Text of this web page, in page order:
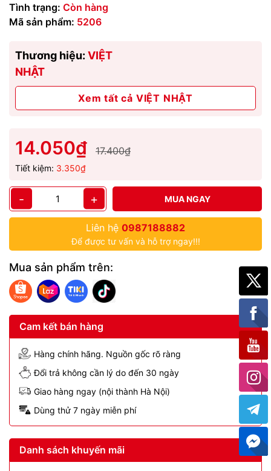
Tình trạng: Còn hàng
Mã sản phẩm: 5206
Thương hiệu: VIỆT
NHẬT
Xem tất cả VIỆT NHẬT
14.050₫ 17.400₫
Tiết kiệm: 3.350₫
- + MUA NGAY
Liên hệ 0987188882
Để được tư vấn và hỗ trợ ngay!!!
Mua sản phẩm trên:
Cam kết bán hàng
Hàng chính hãng. Nguồn gốc rõ ràng
Đổi trả không cần lý do đến 30 ngày
Giao hàng ngay (nội thành Hà Nội)
Dùng thử 7 ngày miễn phí
Danh sách khuyến mãi